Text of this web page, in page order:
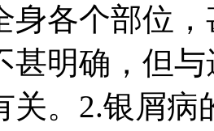
身各个部位
甚明确，但
关。2.银屑病